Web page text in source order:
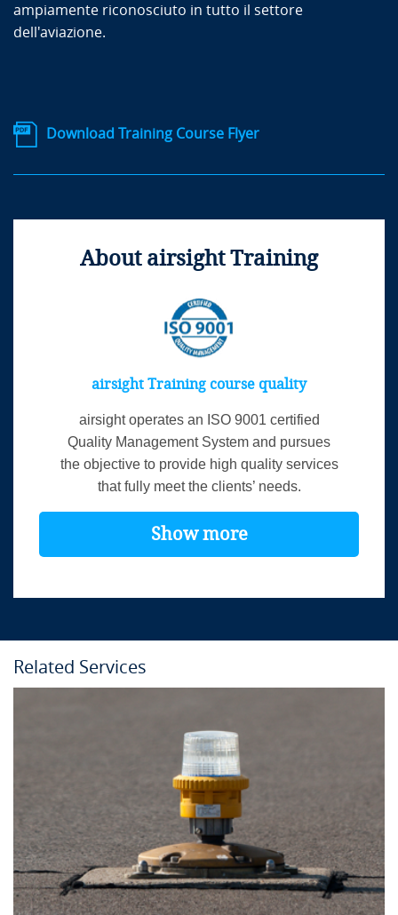
ampiamente riconosciuto in tutto il settore
dell'aviazione.
Download Training Course Flyer
About airsight Training
airsight Training course quality
airsight operates an ISO 9001 certified
Quality Management System and pursues
the objective to provide high quality services
that fully meet the clients’ needs.
Show more
Related Services